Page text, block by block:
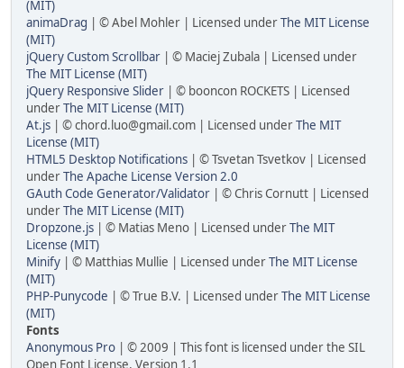
(MIT)
animaDrag | © Abel Mohler | Licensed underThe MIT License
(MIT)
jQuery Custom Scrollbar | © Maciej Zubala | Licensed under
The MIT License (MIT)
jQuery Responsive Slider | © booncon ROCKETS | Licensed
underThe MIT License (MIT)
At.js | © chord.luo@gmail.com | Licensed underThe MIT
License (MIT)
HTML5 Desktop Notifications | © Tsvetan Tsvetkov | Licensed
underThe Apache License Version 2.0
GAuth Code Generator/Validator | © Chris Cornutt | Licensed
underThe MIT License (MIT)
Dropzone.js | © Matias Meno | Licensed underThe MIT
License (MIT)
Minify | © Matthias Mullie | Licensed underThe MIT License
(MIT)
PHP-Punycode | © True B.V. | Licensed underThe MIT License
(MIT)
Fonts
Anonymous Pro | © 2009 | This font is licensed under the SIL
Open Font License, Version 1.1